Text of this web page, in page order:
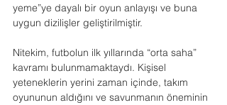
yeme”ye dayalı bir oyun anlayışı ve buna
uygun dizilişler geliştirilmiştir.
Nitekim, futbolun ilk yıllarında “orta saha”
kavramı bulunmamaktaydı. Kişisel
yeteneklerin yerini zaman içinde, takım
oyununun aldığını ve savunmanın öneminin